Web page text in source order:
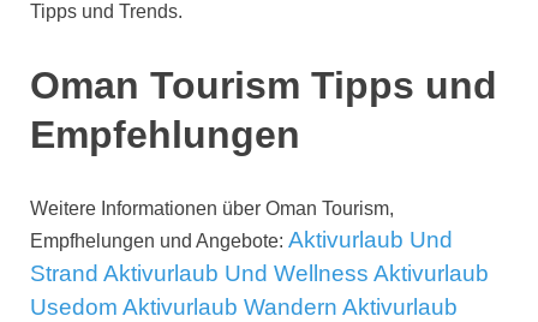
Tipps und Trends.
Oman Tourism Tipps und
Empfehlungen
Weitere Informationen über Oman Tourism,
Empfhelungen und Angebote: Aktivurlaub Und
Strand Aktivurlaub Und Wellness Aktivurlaub
Usedom Aktivurlaub Wandern Aktivurlaub